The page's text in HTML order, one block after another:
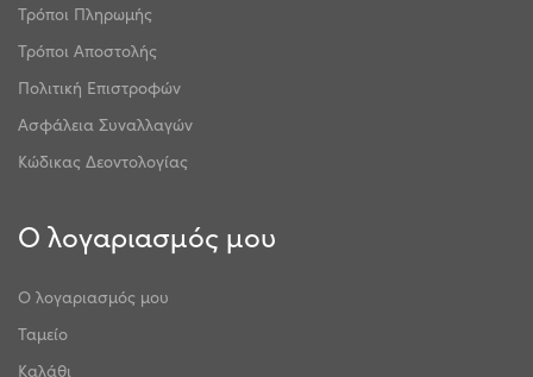
Τρόποι Πληρωμής
Τρόποι Αποστολής
Πολιτική Επιστροφών
Ασφάλεια Συναλλαγών
Κώδικας Δεοντολογίας
Ο λογαριασμός μου
Ο λογαριασμός μου
Ταμείο
Καλάθι